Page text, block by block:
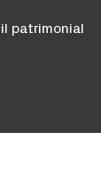
patrimonial